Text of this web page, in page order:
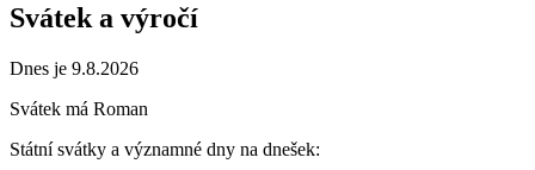
Svátek a výročí
Dnes je 9.8.2026
Svátek má Roman
Státní svátky a významné dny na dnešek: